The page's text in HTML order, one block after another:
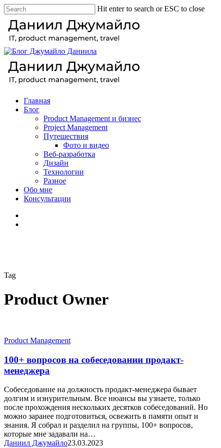
Skip
to
main
content
Hit enter to search or ESC to close
Close
Search
search
Menu
Главная
Блог
Product Management и бизнес
Project Management
Путешествия
Фото и видео
Веб-разработка
Дизайн
Технологии
Разное
Обо мне
Консультации
Tag
Product Owner
100+
на
собеседовании
продакт-
Product Management
100+ вопросов на собеседовании продакт-
менеджера
Собеседование на должность продакт-менеджера бывает
долгим и изнурительным. Все нюансы вы узнаете, только
после прохождения нескольких десятков собеседований. Но
можно заранее подготовиться, освежить в памяти опыт и
знания. Я собрал и разделил на группы, 100+ вопросов,
которые мне задавали на…
Даниил Джумайло23.03.2023